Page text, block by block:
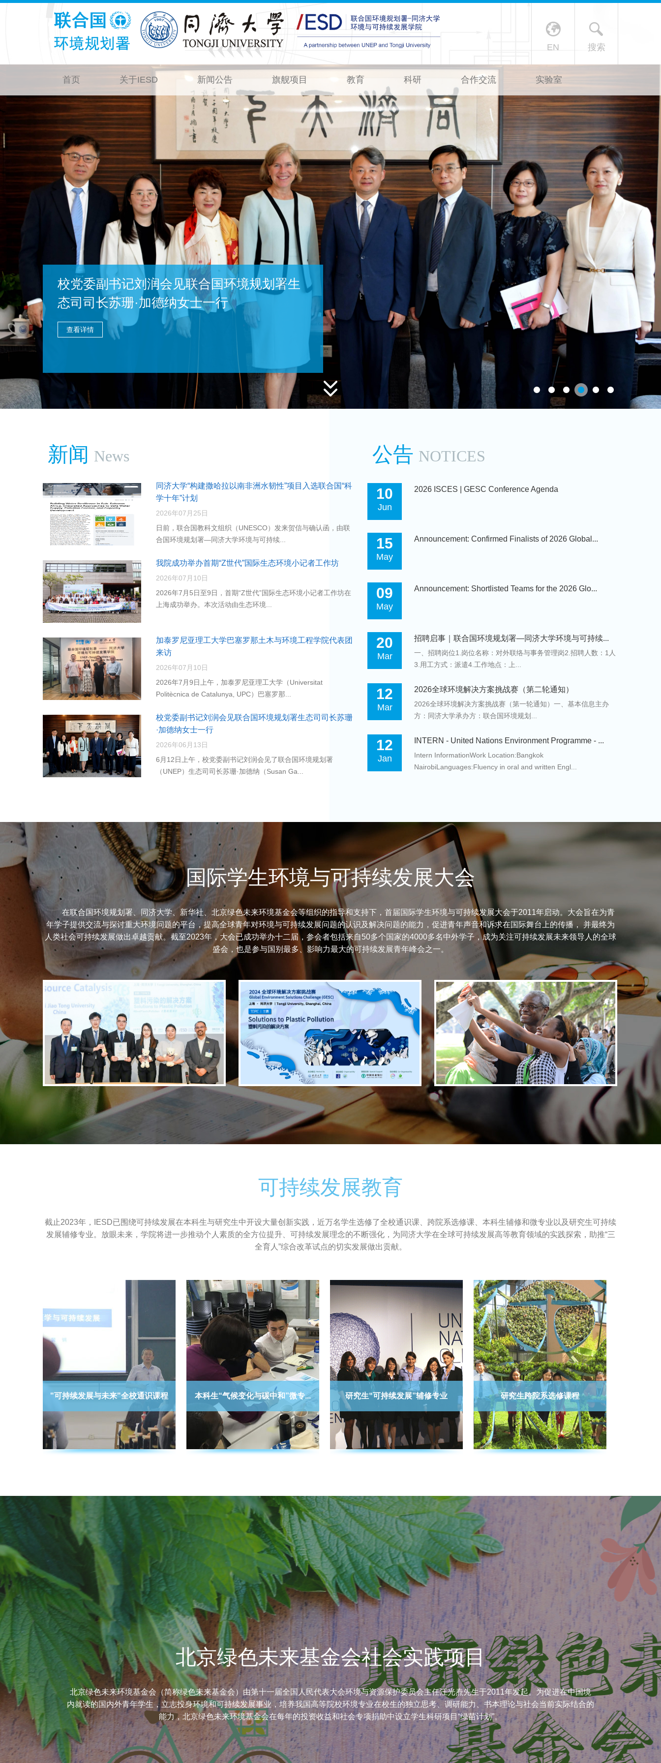
搜索
EN
首页 关于IESD 新闻公告 旗舰项目 教育 科研 合作交流 实验室
1 2 3 4 5 6
划署生
先进材料赋能机器人与低空经济创新论坛成
功举办
查看详情
国际学生环境与可持续发展大会
查看详情
同济大学“构建撒
入选联合国“科学
查看详情
新闻 News
同济大学“构建撒哈拉以南非洲水韧性”项目入选联合国“科
学十年”计划
2026年07月25日
日前，联合国教科文组织（UNESCO）发来贺信与确认函，由联
合国环境规划署—同济大学环境与可持续...
我院成功举办首期“Z世代”国际生态环境小记者工作坊
2026年07月10日
2026年7月5日至9日，首期“Z世代”国际生态环境小记者工作坊在
上海成功举办。本次活动由生态环境...
加泰罗尼亚理工大学巴塞罗那土木与环境工程学院代表团
来访
2026年07月10日
2026年7月9日上午，加泰罗尼亚理工大学（Universitat
Politècnica de Catalunya, UPC）巴塞罗那...
校党委副书记刘润会见联合国环境规划署生态司司长苏珊
·加德纳女士一行
2026年06月13日
6月12日上午，校党委副书记刘润会见了联合国环境规划署
（UNEP）生态司司长苏珊·加德纳（Susan Ga...
公告 NOTICES
10
Jun
2026 ISCES | GESC Conference Agenda
15
May
Announcement: Confirmed Finalists of 2026 Global...
09
May
Announcement: Shortlisted Teams for the 2026 Glo...
20
Mar
招聘启事｜联合国环境规划署—同济大学环境与可持续...
一、招聘岗位1.岗位名称：对外联络与事务管理岗2.招聘人数：1人
3.用工方式：派遣4.工作地点：上...
12
Mar
2026全球环境解决方案挑战赛（第二轮通知）
2026全球环境解决方案挑战赛（第一轮通知）一、基本信息主办
方：同济大学承办方：联合国环境规划...
12
Jan
INTERN - United Nations Environment Programme - ...
Intern InformationWork Location:Bangkok
NairobiLanguages:Fluency in oral and written Engl...
国际学生环境与可持续发展大会
在联合国环境规划署、同济大学、新华社、北京绿色未来环境基金会等组织的指导和支持下，首届国际学生环境与可持续发展大会于2011年启动。大会旨在为青
年学子提供交流与探讨重大环境问题的平台，提高全球青年对环境与可持续发展问题的认识及解决问题的能力，促进青年声音和诉求在国际舞台上的传播， 并最终为
人类社会可持续发展做出卓越贡献。截至2023年，大会已成功举办十二届，参会者包括来自50多个国家的4000多名中外学子，成为关注可持续发展未来领导人的全球
盛会，也是参与国别最多、影响力最大的可持续发展青年峰会之一。
可持续发展教育
截止2023年，IESD已围绕可持续发展在本科生与研究生中开设大量创新实践，近万名学生选修了全校通识课、跨院系选修课、本科生辅修和微专业以及研究生可持续
发展辅修专业。放眼未来，学院将进一步推动个人素质的全方位提升、可持续发展理念的不断强化，为同济大学在全球可持续发展高等教育领域的实践探索，助推“三
全育人”综合改革试点的切实发展做出贡献。
"可持续发展与未来"全校通识课程 本科生“气候变化与碳中和”微专... 研究生“可持续发展”辅修专业 研究生跨院系选修课程
北京绿色未来基金会社会实践项目
北京绿色未来环境基金会（简称绿色未来基金会）由第十一届全国人民代表大会环境与资源保护委员会主任汪光焘先生于2011年发起。为促进在中国境
内就读的国内外青年学生，立志投身环境和可持续发展事业，培养我国高等院校环境专业在校生的独立思考、调研能力、书本理论与社会当前实际结合的
能力，北京绿色未来环境基金会在每年的投资收益和社会专项捐助中设立学生科研项目“绿苗计划”。